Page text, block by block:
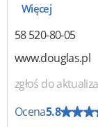
Więcej
58 520-80-05
www.douglas.pl
zgłoś do
Ocena5.8